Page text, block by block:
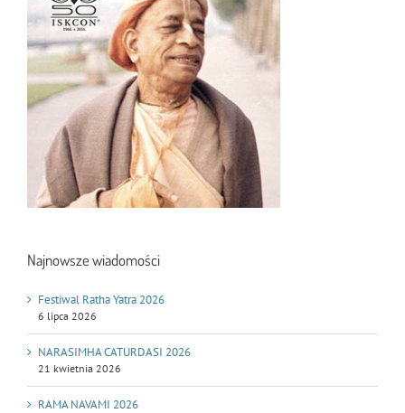
Najnowsze wiadomości
Festiwal Ratha Yatra 2026
6 lipca 2026
NARASIMHA CATURDASI 2026
21 kwietnia 2026
RAMA NAVAMI 2026